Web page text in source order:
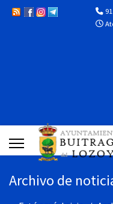
Archivo de